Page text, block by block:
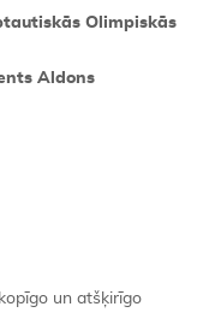
Olimpiskās
Aldons
un atšķirīgo